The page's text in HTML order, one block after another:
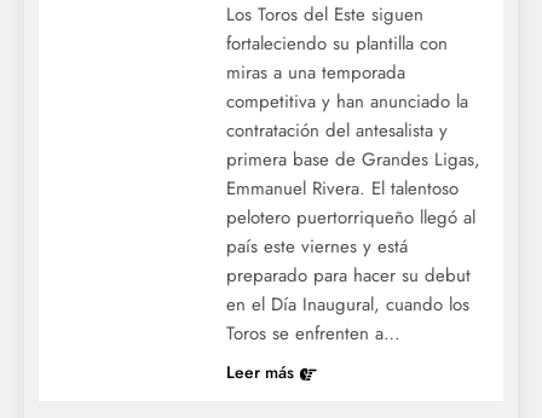
Los Toros del Este siguen
fortaleciendo su plantilla con
miras a una temporada
competitiva y han anunciado la
contratación del antesalista y
primera base de Grandes Ligas,
Emmanuel Rivera. El talentoso
pelotero puertorriqueño llegó al
país este viernes y está
preparado para hacer su debut
en el Día Inaugural, cuando los
Toros se enfrenten a…
Leer más